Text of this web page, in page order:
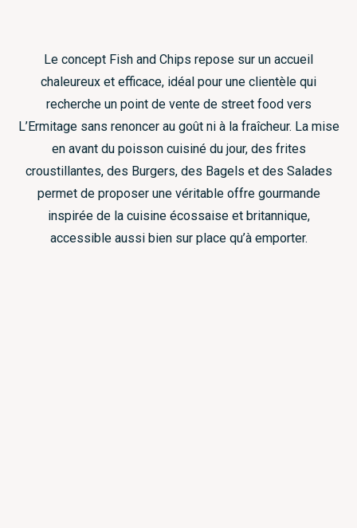
Le concept Fish and Chips repose sur un accueil
chaleureux et efficace, idéal pour une clientèle qui
recherche un point de vente de street food vers
L’Ermitage sans renoncer au goût ni à la fraîcheur. La mise
en avant du poisson cuisiné du jour, des frites
croustillantes, des Burgers, des Bagels et des Salades
permet de proposer une véritable offre gourmande
inspirée de la cuisine écossaise et britannique,
accessible aussi bien sur place qu’à emporter.